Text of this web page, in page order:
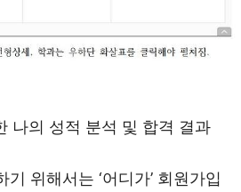
나의 성적 분석 및 합격 결과
위해서는 ‘어디가’ 회원가입